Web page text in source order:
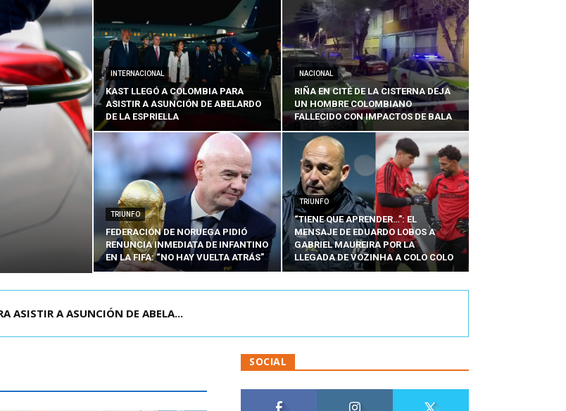
INTERNACIONAL
KAST LLEGÓ A COLOMBIA PARA
ASISTIR A ASUNCIÓN DE ABELARDO
DE LA ESPRIELLA
NACIONAL
RIÑA EN CITÉ DE LA CISTERNA DEJA
UN HOMBRE COLOMBIANO
FALLECIDO CON IMPACTOS DE BALA
TRIUNFO
FEDERACIÓN DE NORUEGA PIDIÓ
RENUNCIA INMEDIATA DE INFANTINO
EN LA FIFA: “NO HAY VUELTA ATRÁS”
TRIUNFO
“TIENE QUE APRENDER…”: EL
MENSAJE DE EDUARDO LOBOS A
GABRIEL MAUREIRA POR LA
LLEGADA DE VOZINHA A COLO COLO
DEJA UN HOMBRE COLOMBIANO ...
SOCIAL